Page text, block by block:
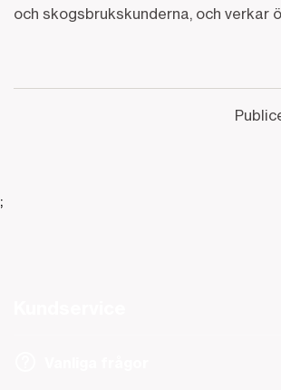
och skogsbrukskunderna, och verkar
;